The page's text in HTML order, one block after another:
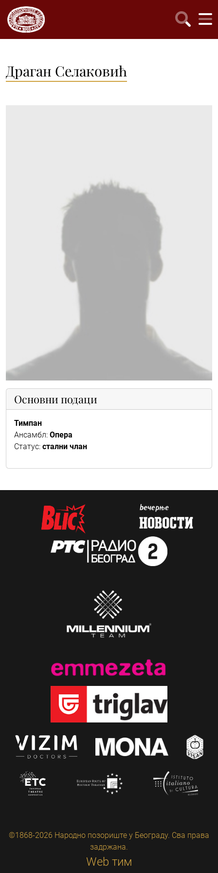
Драган Селаковић
Основни подаци
Тимпан
Ансамбл: Опера
Статус: стални члан
©1868-2026 Народно позориште у Београду. Сва права
задржана.
Web тим